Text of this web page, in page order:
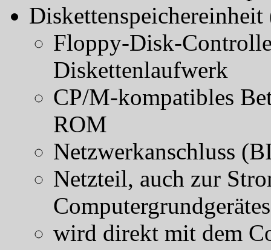
Floppy-Disk-
Diskettenlaufwerk
CP/M-kompatibles
ROM
Netzwerkanschluss
Netzteil, auch zur
Computergrundgerätes
wird direkt mit dem